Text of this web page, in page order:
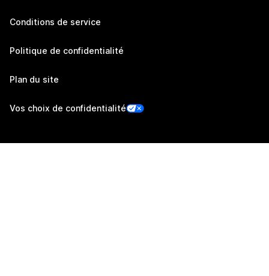
Conditions de service
Politique de confidentialité
Plan du site
Vos choix de confidentialité